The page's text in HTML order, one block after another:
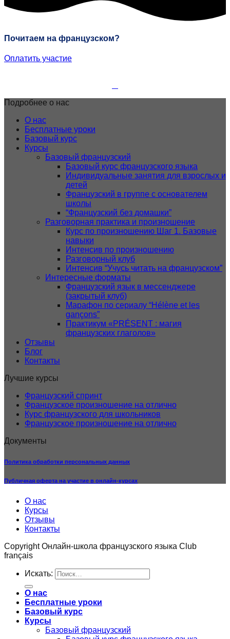
Почитаем на французском?
Оплатить участие
Подробнее о нас
О нас
Бесплатные уроки
Базовый курс
Курсы
Базовый французский
Базовый курс французского языка
Индивидуальные занятия для взрослых и
детей
Французский в группе с основателем
школы
“Французский без домашки”
Разговорная практика и произношение
Курс по произношению Шаг 1. Базовые
навыки
Интенсив по произношению
Разговорный клуб
Интенсив “Учусь читать на французском”
Интересные форматы
Французский язык в мессенджере
(закрытый клуб)
Марафон по сериалу “Hélène et les
gançons”
Практикум «PRÉSENT : магия
французских глаголов»
Отзывы
Блог
Контакты
Лучшие курсы
Французский спринт
Французское произношение на отлично
Курс французского для школьников
Французское произношение на отлично
Документы
Политика обработки персональных данных
Публичная оферта на участие в онлайн-курсах
О нас
Курсы
Отзывы
Контакты
Copyright Онлайн-школа французского языка Club
français
Искать:
О нас
Бесплатные уроки
Базовый курс
Курсы
Базовый французский